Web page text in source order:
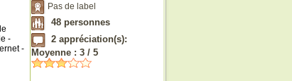
-
-
Pas de label
48 personnes
2appréciation(s):
Moyenne : 3/ 5